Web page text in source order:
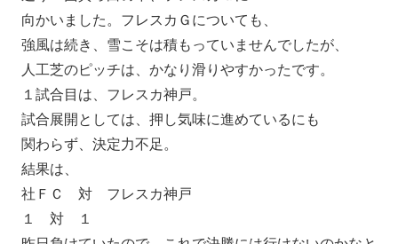
向かいました。フレスカＧについても、
強風は続き、雪こそは積もっていませんでしたが、
人工芝のピッチは、かなり滑りやすかったです。
１試合目は、フレスカ神戸。
試合展開としては、押し気味に進めているにも
関わらず、決定力不足。
結果は、
社ＦＣ 対 フレスカ神戸
１ 対 １